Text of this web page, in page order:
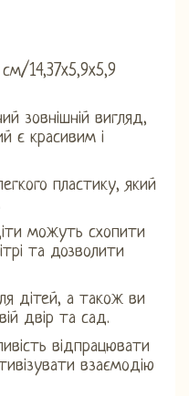
14,37x5,9x5,9
зовнішній вигляд,
є красивим і
пластику, який
можуть схопити
та дозволити
дітей, а також ви
двір та сад.
відпрацювати
взаємодію